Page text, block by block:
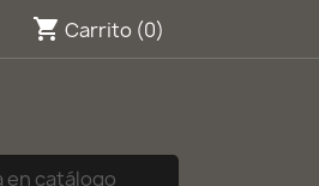
shopping_cart Carrito (0)